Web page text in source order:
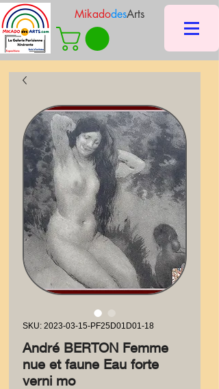
MikadodesArts
SKU: 2023-03-15-PF25D01D01-18
André BERTON Femme
nue et faune Eau forte
verni mo